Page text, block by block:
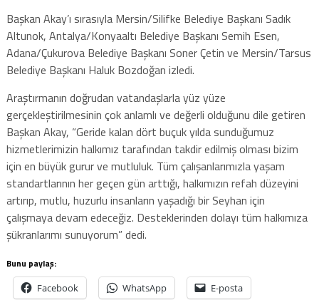
Başkan Akay’ı sırasıyla Mersin/Silifke Belediye Başkanı Sadık
Altunok, Antalya/Konyaaltı Belediye Başkanı Semih Esen,
Adana/Çukurova Belediye Başkanı Soner Çetin ve Mersin/Tarsus
Belediye Başkanı Haluk Bozdoğan izledi.
Araştırmanın doğrudan vatandaşlarla yüz yüze
gerçekleştirilmesinin çok anlamlı ve değerli olduğunu dile getiren
Başkan Akay, “Geride kalan dört buçuk yılda sunduğumuz
hizmetlerimizin halkımız tarafından takdir edilmiş olması bizim
için en büyük gurur ve mutluluk. Tüm çalışanlarımızla yaşam
standartlarının her geçen gün arttığı, halkımızın refah düzeyini
artırıp, mutlu, huzurlu insanların yaşadığı bir Seyhan için
çalışmaya devam edeceğiz. Desteklerinden dolayı tüm halkımıza
şükranlarımı sunuyorum” dedi.
Bunu paylaş:
Facebook WhatsApp E-posta